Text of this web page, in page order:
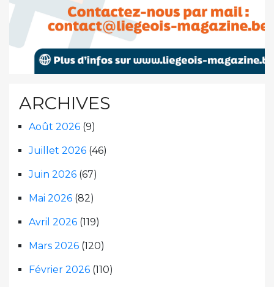
ARCHIVES
Août 2026 (9)
Juillet 2026 (46)
Juin 2026 (67)
Mai 2026 (82)
Avril 2026 (119)
Mars 2026 (120)
Février 2026 (110)